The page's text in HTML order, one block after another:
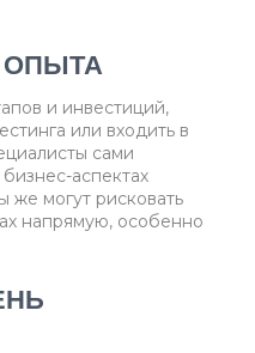
и инвестиций,
или входить в
сами
аспектах
же могут рисковать
напрямую, особенно